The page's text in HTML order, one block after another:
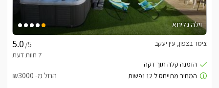
וילה גליתא
/5
צימר בצפון, עין יעקב
החל מ- ₪3000